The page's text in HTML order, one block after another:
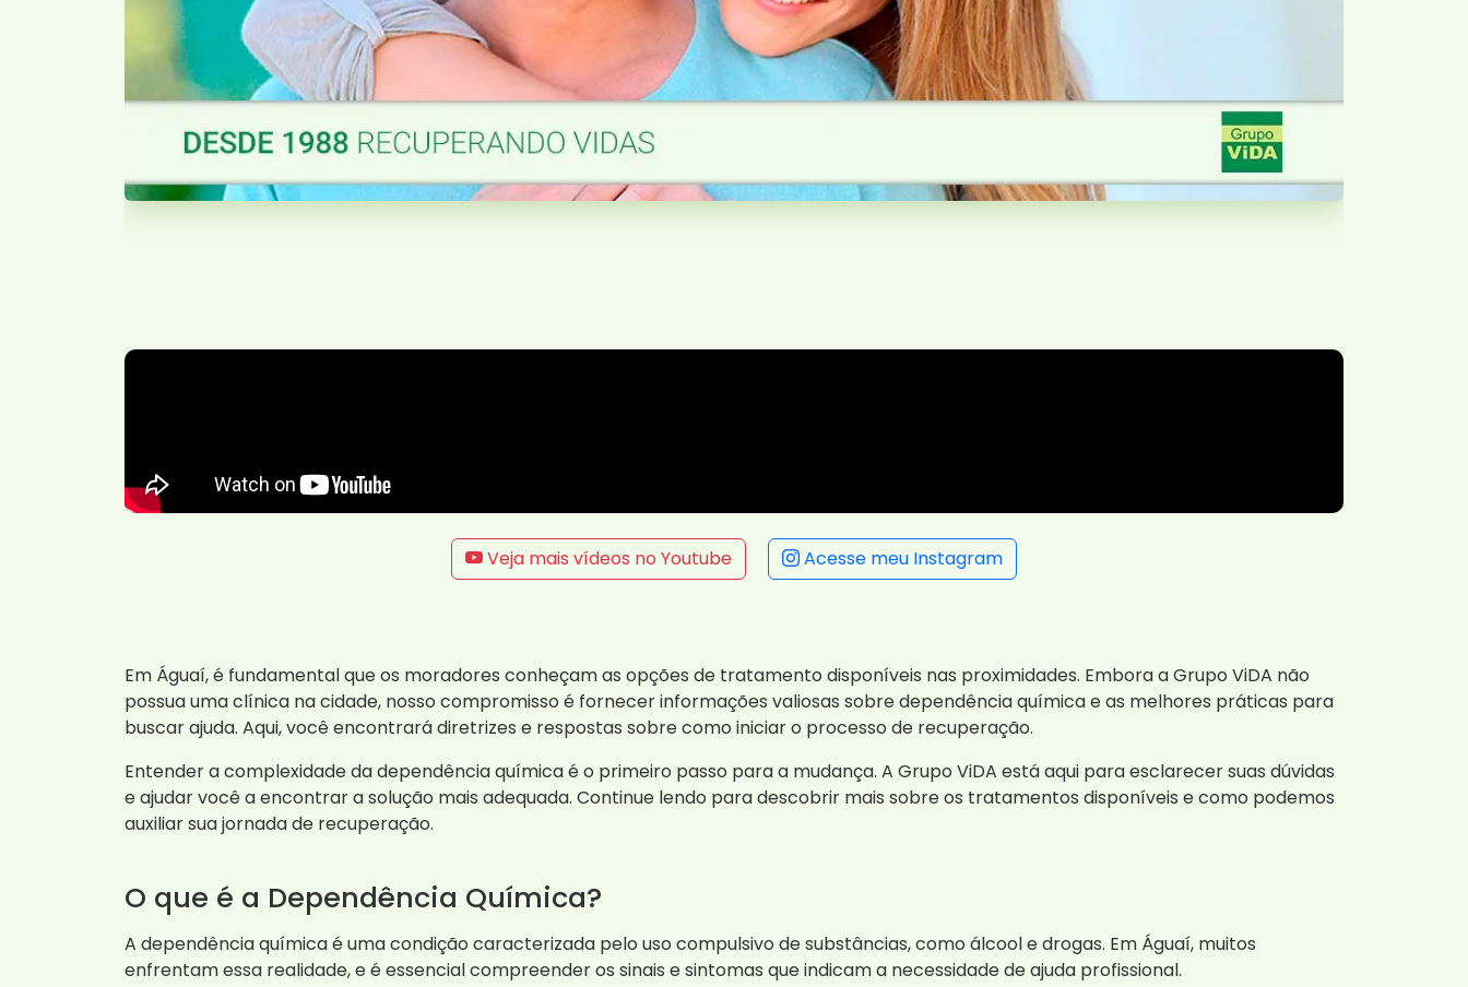
Veja mais vídeos no Youtube Acesse meu Instagram
Em Águaí, é fundamental que os moradores conheçam as opções de tratamento disponíveis nas proximidades. Embora a Grupo ViDA não
possua uma clínica na cidade, nosso compromisso é fornecer informações valiosas sobre dependência química e as melhores práticas para
buscar ajuda. Aqui, você encontrará diretrizes e respostas sobre como iniciar o processo de recuperação.
Entender a complexidade da dependência química é o primeiro passo para a mudança. A Grupo ViDA está aqui para esclarecer suas dúvidas
e ajudar você a encontrar a solução mais adequada. Continue lendo para descobrir mais sobre os tratamentos disponíveis e como podemos
auxiliar sua jornada de recuperação.
O que é a Dependência Química?
A dependência química é uma condição caracterizada pelo uso compulsivo de substâncias, como álcool e drogas. Em Águaí, muitos
enfrentam essa realidade, e é essencial compreender os sinais e sintomas que indicam a necessidade de ajuda profissional.